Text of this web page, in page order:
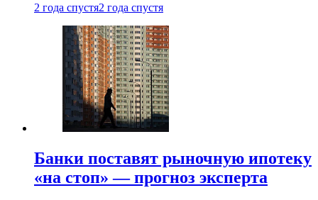
2 года спустя2 года спустя
Банки поставят рыночную ипотеку
«на стоп» — прогноз эксперта